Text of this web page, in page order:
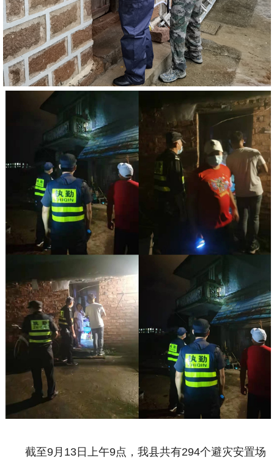
截至9月13日上午9点，我县共有294个避灾安置场